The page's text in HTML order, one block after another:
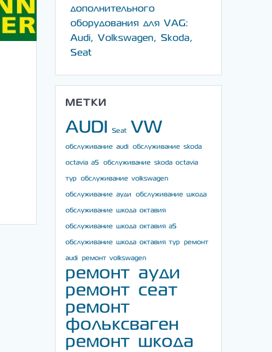
дополнительного
оборудования для VAG:
Audi, Volkswagen, Skoda,
Seat
МЕТКИ
AUDI Seat VW
обслуживание audi обслуживание skoda
octavia a5 обслуживание skoda octavia
тур обслуживание volkswagen
обслуживание ауди обслуживание шкода
обслуживание шкода октавия
обслуживание шкода октавия а5
обслуживание шкода октавия тур ремонт
audi ремонт volkswagen
ремонт ауди
ремонт сеат
ремонт
фольксваген
ремонт шкода